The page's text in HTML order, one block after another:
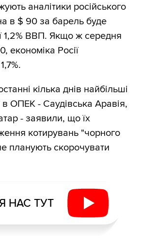
аналітики російського
в $ 90 за барель буде
1,2% ВВП. Якщо ж середня
економіка Росії
кілька днів найбільші
ОПЕК - Саудівська Аравія,
- заявили, що їх
котирувань "чорного
планують скорочувати
НАС ТУТ